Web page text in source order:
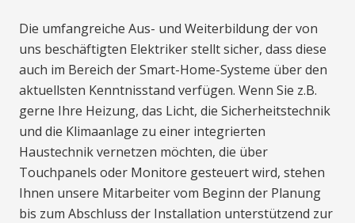
Die umfangreiche Aus- und Weiterbildung der von
uns beschäftigten Elektriker stellt sicher, dass diese
auch im Bereich der Smart-Home-Systeme über den
aktuellsten Kenntnisstand verfügen. Wenn Sie z.B.
gerne Ihre Heizung, das Licht, die Sicherheitstechnik
und die Klimaanlage zu einer integrierten
Haustechnik vernetzen möchten, die über
Touchpanels oder Monitore gesteuert wird, stehen
Ihnen unsere Mitarbeiter vom Beginn der Planung
bis zum Abschluss der Installation unterstützend zur